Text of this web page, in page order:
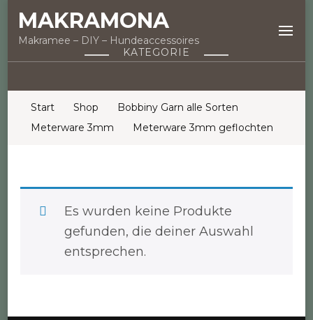
MAKRAMONA
Makramee – DIY – Hundeaccessoires
KATEGORIE
Start Shop
Bobbiny Garn alle Sorten
Meterware 3mm
Meterware 3mm geflochten
Es wurden keine Produkte
gefunden, die deiner Auswahl
entsprechen.